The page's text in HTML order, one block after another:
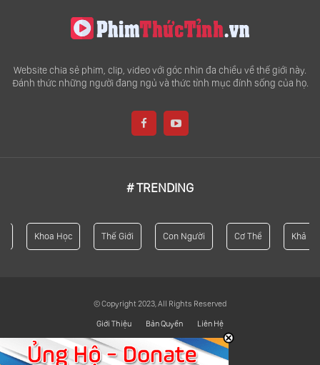
Website chia sẻ phim, clip, video với góc nhìn đa chiều về thế giới này.
Đánh thức những người đang ngủ và thức tỉnh mục đính sống của họ.
# TRENDING
Khoa Học Thế Giới Con Người Cơ Thể Khả Năng
© Copyright 2023, All Rights Reserved
Giới Thiệu
Bản Quyền Liên Hệ